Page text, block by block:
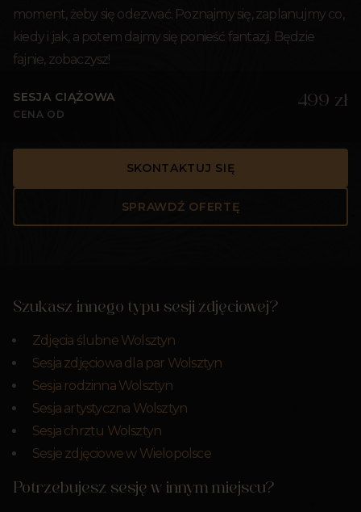
moment, żeby się odezwać. Poznajmy się, zaplanujmy co,
kiedy i jak, a potem dajmy się ponieść fantazji. Będzie
fajnie, zobaczysz!
SESJA CIĄŻOWA
CENA OD
499 zł
SKONTAKTUJ SIĘ
SPRAWDŹ OFERTĘ
Szukasz innego typu sesji zdjęciowej?
Zdjęcia ślubne Wolsztyn
Sesja zdjęciowa dla par Wolsztyn
Sesja rodzinna Wolsztyn
Sesja artystyczna Wolsztyn
Sesja chrztu Wolsztyn
Sesje zdjęciowe w Wielopolsce
Potrzebujesz sesję w innym miejscu?